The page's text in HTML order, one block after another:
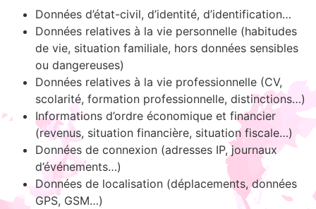
Données d’état-civil, d’identité, d’identification…
Données relatives à la vie personnelle (habitudes
de vie, situation familiale, hors données sensibles
ou dangereuses)
Données relatives à la vie professionnelle (CV,
scolarité, formation professionnelle, distinctions…)
Informations d’ordre économique et financier
(revenus, situation financière, situation fiscale…)
Données de connexion (adresses IP, journaux
d’événements…)
Données de localisation (déplacements, données
GPS, GSM…)